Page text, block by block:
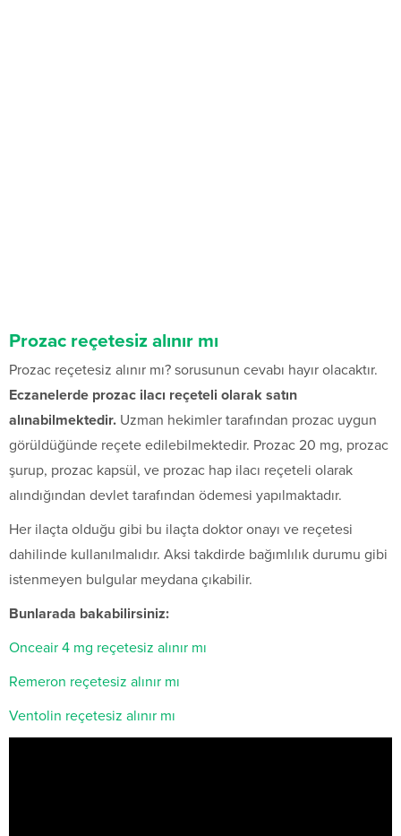
Prozac reçetesiz alınır mı
Prozac reçetesiz alınır mı? sorusunun cevabı hayır olacaktır.
Eczanelerde prozac ilacı reçeteli olarak satın
alınabilmektedir. Uzman hekimler tarafından prozac uygun
görüldüğünde reçete edilebilmektedir. Prozac 20 mg, prozac
şurup, prozac kapsül, ve prozac hap ilacı reçeteli olarak
alındığından devlet tarafından ödemesi yapılmaktadır.
Her ilaçta olduğu gibi bu ilaçta doktor onayı ve reçetesi
dahilinde kullanılmalıdır. Aksi takdirde bağımlılık durumu gibi
istenmeyen bulgular meydana çıkabilir.
Bunlarada bakabilirsiniz:
Onceair 4 mg reçetesiz alınır mı
Remeron reçetesiz alınır mı
Ventolin reçetesiz alınır mı